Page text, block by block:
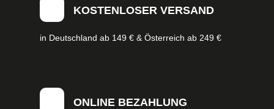
KOSTENLOSER VERSAND
in Deutschland ab 149 € & Österreich ab 249 €
ONLINE BEZAHLUNG